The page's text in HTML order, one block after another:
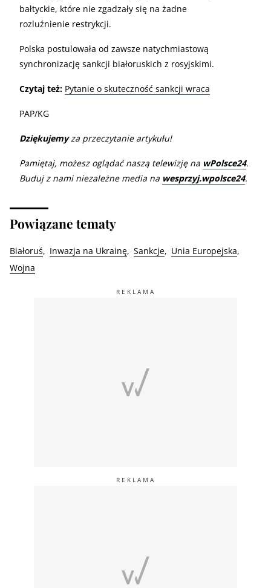
bałtyckie, które nie zgadzały się na żadne
rozluźnienie restrykcji.
Polska postulowała od zawsze natychmiastową
synchronizację sankcji białoruskich z rosyjskimi.
Czytaj też: Pytanie o skuteczność sankcji wraca
PAP/KG
Dziękujemyza przeczytanie artykułu!
Pamiętaj, możesz oglądać naszą telewizję na wPolsce24.
Buduj z nami niezależne media na wesprzyj.wpolsce24.
Powiązane tematy
Białoruś Inwazja na Ukrainę Sankcje
Unia Europejska
Wojna